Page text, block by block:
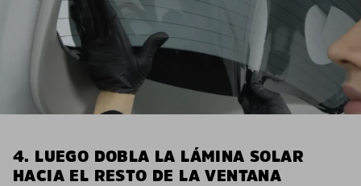
4. LUEGO DOBLA LA LÁMINA SOLAR
HACIA EL RESTO DE LA VENTANA